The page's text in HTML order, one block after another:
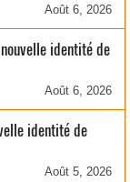
Août 6, 2026
identité de
Août 6, 2026
identité de
Août 5, 2026